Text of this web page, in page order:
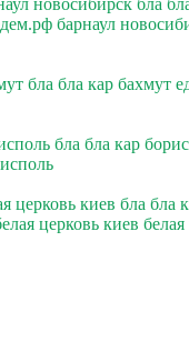
барнаул
бла бла кар бахмут
бла бла кар
церковь киев бла бла
церковь киев